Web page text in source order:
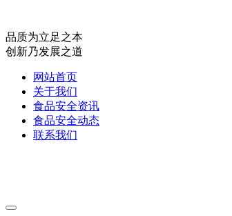
品质为立足之本
创新乃发展之道
网站首页
关于我们
食品安全资讯
食品安全动态
联系我们